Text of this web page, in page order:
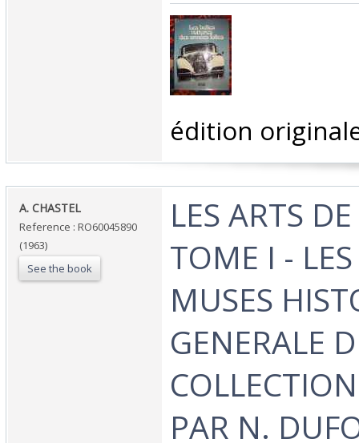
‎édition
‎A. CHASTEL‎
Reference : RO60045890
(1963)
See the book
‎LES ARTS
TOME I -
MUSES
GENERALE
PAR N.